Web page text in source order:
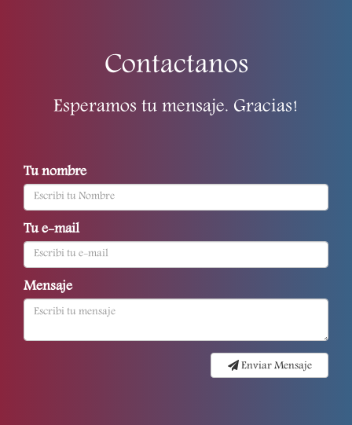
Contactanos
Esperamos tu mensaje. Gracias!
Tu nombre
Tu e-mail
Mensaje
Enviar Mensaje